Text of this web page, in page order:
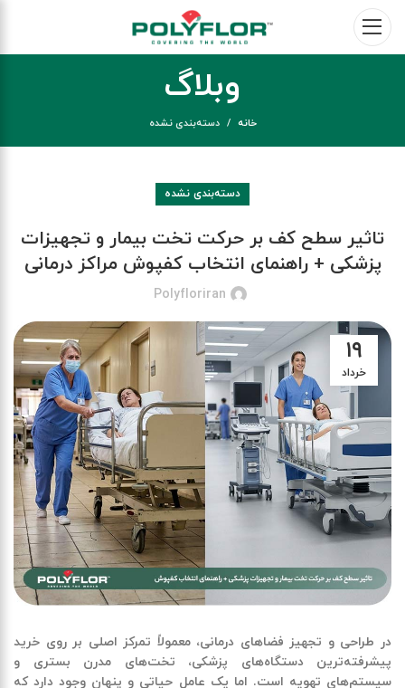
وبلاگ
خانه دسته‌بندی نشده
دسته‌بندی نشده
تاثیر سطح کف بر حرکت تخت بیمار و تجهیزات
پزشکی + راهنمای انتخاب کفپوش مراکز درمانی
Polyfloriran
۱۹
خرداد
در طراحی و تجهیز فضاهای درمانی، معمولاً تمرکز اصلی بر روی خرید
پیشرفته‌ترین دستگاه‌های پزشکی، تخت‌های مدرن بستری و
سیستم‌های تهویه است. اما یک عامل حیاتی و پنهان وجود دارد که